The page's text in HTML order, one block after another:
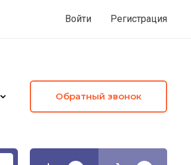
Войти Регистрация
Обратный звонок